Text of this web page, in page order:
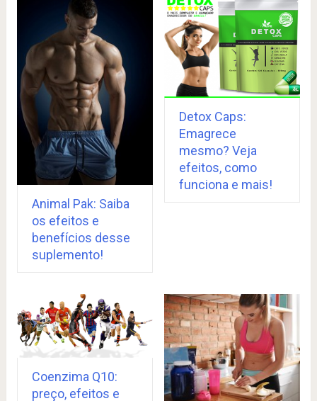
Animal Pak: Saiba
os efeitos e
benefícios desse
suplemento!
Detox Caps:
Emagrece
mesmo? Veja
efeitos, como
funciona e mais!
Coenzima Q10:
preço, efeitos e